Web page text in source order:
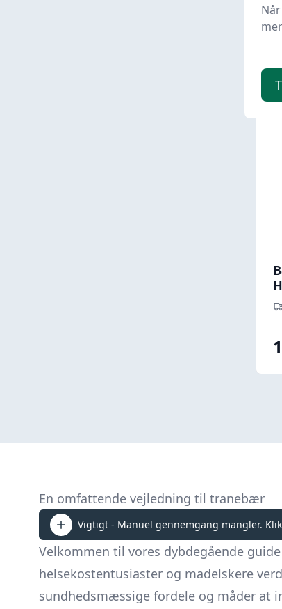
En omfattende vejledning til tranebær
Vigtigt - Manuel gennemgang mangler.
Velkommen til vores dybdegående
helsekostentusiaster og madelskere
sundhedsmæssige fordele og måder at